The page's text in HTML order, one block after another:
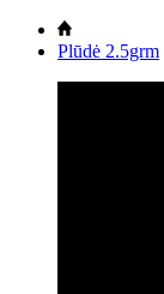
Plūdė 2.5grm